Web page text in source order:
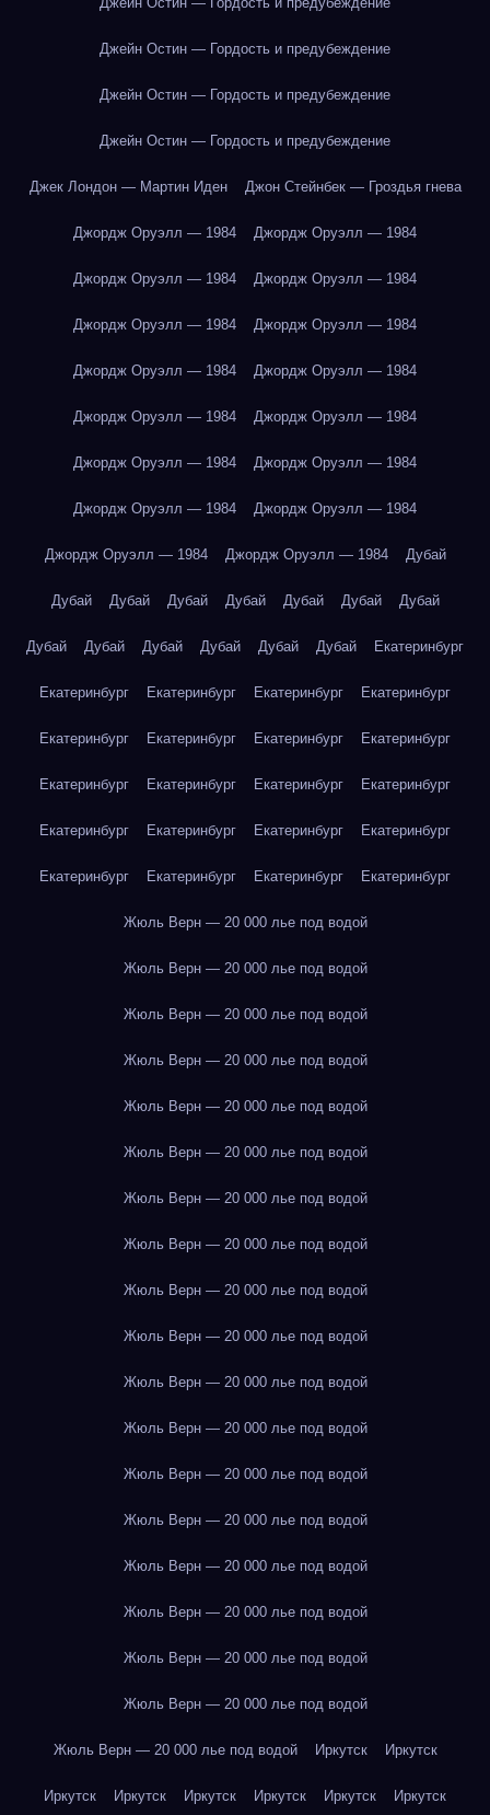
Джейн Остин — Гордость и предубеждение
Джейн Остин — Гордость и предубеждение
Джейн Остин — Гордость и предубеждение
Джек Лондон — Мартин Иден Джон Стейнбек — Гроздья гнева
Джордж Оруэлл — 1984 Джордж Оруэлл — 1984
Джордж Оруэлл — 1984 Джордж Оруэлл — 1984
Джордж Оруэлл — 1984 Джордж Оруэлл — 1984
Джордж Оруэлл — 1984 Джордж Оруэлл — 1984
Джордж Оруэлл — 1984 Джордж Оруэлл — 1984
Джордж Оруэлл — 1984 Джордж Оруэлл — 1984
Джордж Оруэлл — 1984 Джордж Оруэлл — 1984
Джордж Оруэлл — 1984 Джордж Оруэлл — 1984 Дубай
Дубай Дубай Дубай Дубай Дубай Дубай Дубай
Дубай Дубай Дубай Дубай Дубай Дубай Екатеринбург
Екатеринбург Екатеринбург Екатеринбург Екатеринбург
Екатеринбург Екатеринбург Екатеринбург Екатеринбург
Екатеринбург Екатеринбург Екатеринбург Екатеринбург
Екатеринбург Екатеринбург Екатеринбург Екатеринбург
Екатеринбург Екатеринбург Екатеринбург Екатеринбург
Жюль Верн — 20 000 лье под водой
Жюль Верн — 20 000 лье под водой
Жюль Верн — 20 000 лье под водой
Жюль Верн — 20 000 лье под водой
Жюль Верн — 20 000 лье под водой
Жюль Верн — 20 000 лье под водой
Жюль Верн — 20 000 лье под водой
Жюль Верн — 20 000 лье под водой
Жюль Верн — 20 000 лье под водой
Жюль Верн — 20 000 лье под водой
Жюль Верн — 20 000 лье под водой
Жюль Верн — 20 000 лье под водой
Жюль Верн — 20 000 лье под водой
Жюль Верн — 20 000 лье под водой
Жюль Верн — 20 000 лье под водой
Жюль Верн — 20 000 лье под водой
Жюль Верн — 20 000 лье под водой
Жюль Верн — 20 000 лье под водой
Жюль Верн — 20 000 лье под водой Иркутск Иркутск
Иркутск Иркутск Иркутск Иркутск Иркутск Иркутск